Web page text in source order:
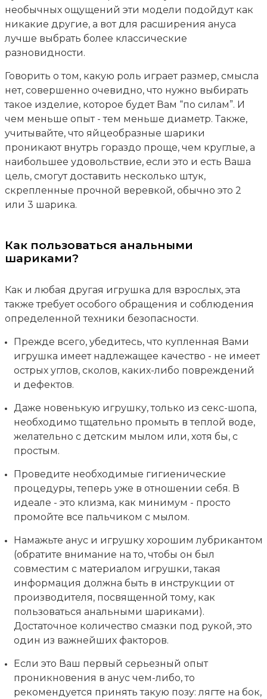
необычных ощущений эти модели подойдут как
никакие другие, а вот для расширения ануса
лучше выбрать более классические
разновидности.
Говорить о том, какую роль играет размер, смысла
нет, совершенно очевидно, что нужно выбирать
такое изделие, которое будет Вам “по силам”. И
чем меньше опыт - тем меньше диаметр. Также,
учитывайте, что яйцеобразные шарики
проникают внутрь гораздо проще, чем круглые, а
наибольшее удовольствие, если это и есть Ваша
цель, смогут доставить несколько штук,
скрепленные прочной веревкой, обычно это 2
или 3 шарика.
Как пользоваться анальными
шариками?
Как и любая другая игрушка для взрослых, эта
также требует особого обращения и соблюдения
определенной техники безопасности.
Прежде всего, убедитесь, что купленная Вами
игрушка имеет надлежащее качество - не имеет
острых углов, сколов, каких-либо повреждений
и дефектов.
Даже новенькую игрушку, только из секс-шопа,
необходимо тщательно промыть в теплой воде,
желательно с детским мылом или, хотя бы, с
простым.
Проведите необходимые гигиенические
процедуры, теперь уже в отношении себя. В
идеале - это клизма, как минимум - просто
промойте все пальчиком с мылом.
Намажьте анус и игрушку хорошим лубрикантом
(обратите внимание на то, чтобы он был
совместим с материалом игрушки, такая
информация должна быть в инструкции от
производителя, посвященной тому, как
пользоваться анальными шариками).
Достаточное количество смазки под рукой, это
один из важнейших факторов.
Если это Ваш первый серьезный опыт
проникновения в анус чем-либо, то
рекомендуется принять такую позу: лягте на бок,